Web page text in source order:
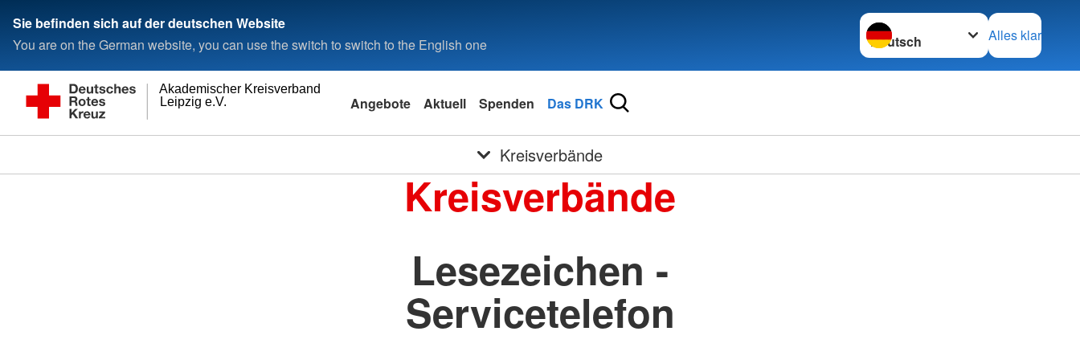
Sie befinden sich auf der deutschen Website
You are on the German website, you can use the switch to switch to the English one
Sprache wechseln zu
Alles klar
Leipzig e.V.
Akademischer Kreisverband
Angebote Aktuell Spenden Das DRK
Kreisverbände
Kreisverbände
Lesezeichen -
Servicetelefon